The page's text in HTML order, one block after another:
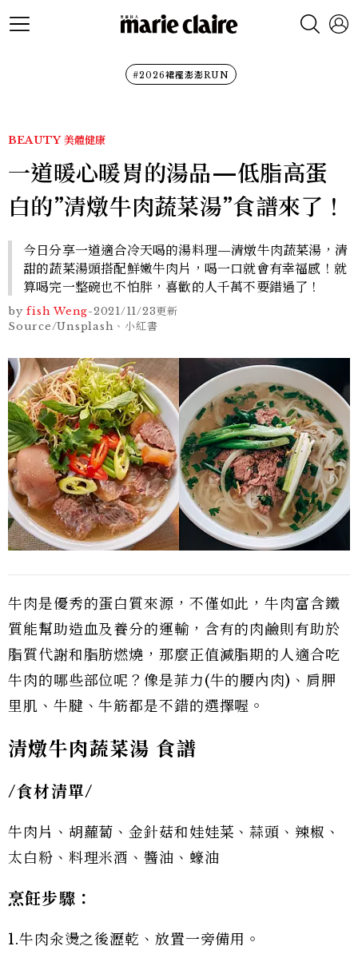
#2026裙襬澎澎RUN
BEAUTY 美體健康
一道暖心暖胃的湯品—低脂高蛋
白的”清燉牛肉蔬菜湯”食譜來了！
今日分享一道適合冷天喝的湯料理—清燉牛肉蔬菜湯，清
甜的蔬菜湯頭搭配鮮嫩牛肉片，喝一口就會有幸福感！就
算喝完一整碗也不怕胖，喜歡的人千萬不要錯過了！
by fish Weng-2021/11/23更新
Source/Unsplash、小紅書
牛肉是優秀的蛋白質來源，不僅如此，牛肉富含鐵
質能幫助造血及養分的運輸，含有的肉鹼則有助於
脂質代謝和脂肪燃燒，那麼正值減脂期的人適合吃
牛肉的哪些部位呢？像是菲力(牛的腰內肉)、肩胛
里肌、牛腱、牛筋都是不錯的選擇喔。
清燉牛肉蔬菜湯 食譜
/食材清單/
牛肉片、胡蘿蔔、金針菇和娃娃菜、蒜頭、辣椒、
太白粉、料理米酒、醬油、蠔油
烹飪步驟：
1.牛肉汆燙之後瀝乾、放置一旁備用。